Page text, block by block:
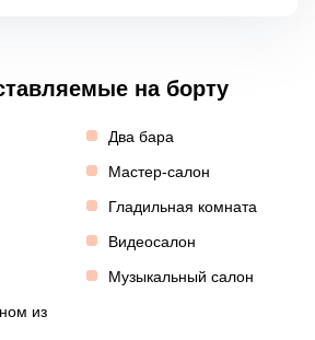
на борту
Два бара
Мастер-салон
Гладильная комната
Видеосалон
Музыкальный салон
из